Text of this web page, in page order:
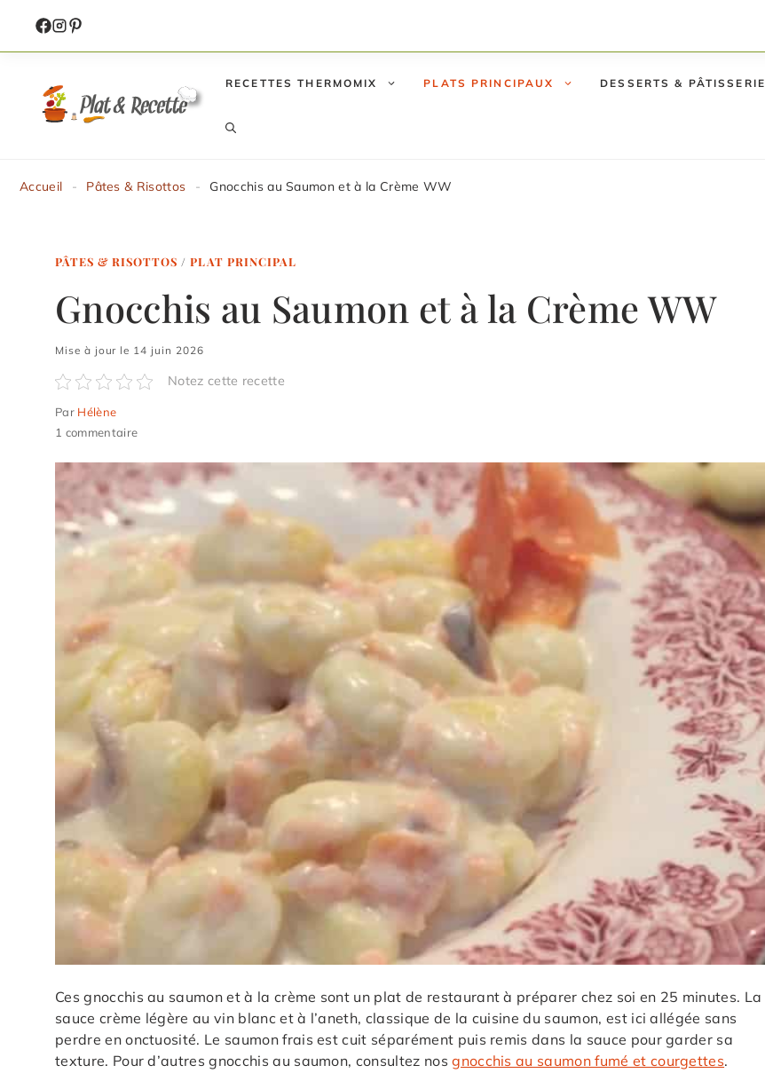
contenu
RECETTES THERMOMIX PLATS PRINCIPAUX DESSERTS & PÂTISSERIE
Accueil - Pâtes & Risottos - Gnocchis au Saumon et à la Crème WW
PÂTES & RISOTTOS /PLAT PRINCIPAL
Gnocchis au Saumon et à la Crème WW
Mise à jour le 14 juin 2026
Notez cette recette
Par Hélène
1 commentaire
Ces gnocchis au saumon et à la crème sont un plat de restaurant à préparer chez soi en 25 minutes. La
sauce crème légère au vin blanc et à l’aneth, classique de la cuisine du saumon, est ici allégée sans
perdre en onctuosité. Le saumon frais est cuit séparément puis remis dans la sauce pour garder sa
texture. Pour d’autres gnocchis au saumon, consultez nosgnocchis au saumon fumé et courgettes.